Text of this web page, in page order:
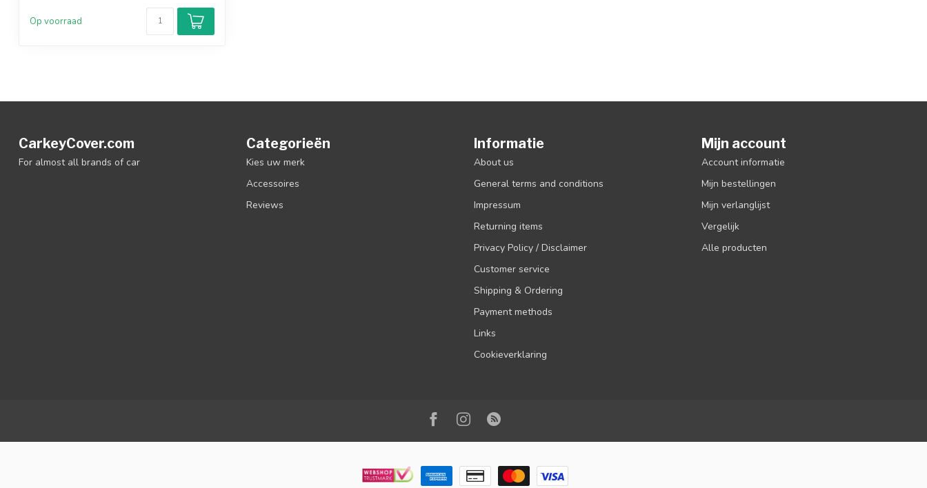
Op voorraad
CarkeyCover.com
For almost all brands of car
Categorieën
Kies uw merk
Accessoires
Reviews
Informatie
About us
General terms and conditions
Impressum
Returning items
Privacy Policy / Disclaimer
Customer service
Shipping & Ordering
Payment methods
Links
Cookieverklaring
Mijn account
Account informatie
Mijn bestellingen
Mijn verlanglijst
Vergelijk
Alle producten